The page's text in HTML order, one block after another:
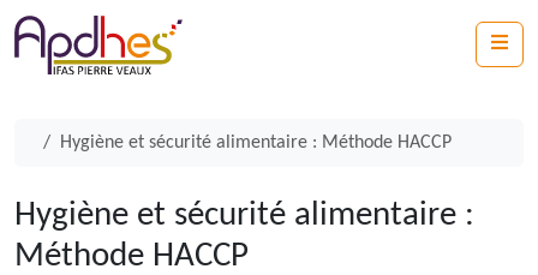
Skip to content
Hygiène et sécurité alimentaire : Méthode HACCP
Hygiène et sécurité alimentaire :
Méthode HACCP